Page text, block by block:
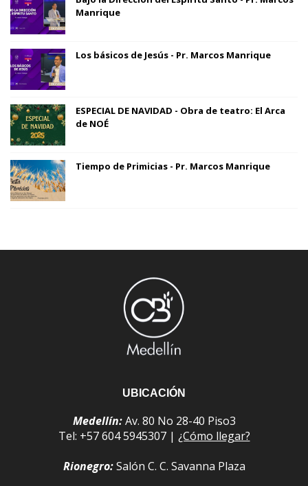
Manrique
Los básicos de Jesús - Pr. Marcos Manrique
ESPECIAL DE NAVIDAD - Obra de teatro: El Arca
de NOÉ
Tiempo de Primicias - Pr. Marcos Manrique
UBICACIÓN
Medellín:Av. 80 No 28-40 Piso3
Tel: +57 604 5945307 | ¿Cómo llegar?
Rionegro:Salón C. C. Savanna Plaza